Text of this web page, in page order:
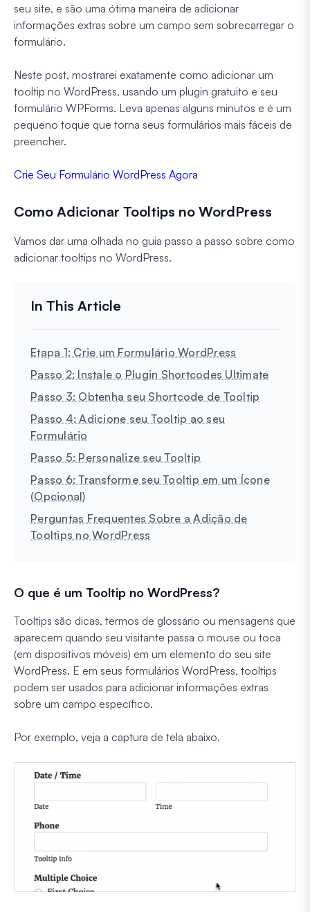
seu site, e são uma ótima maneira de adicionar
informações extras sobre um campo sem sobrecarregar o
formulário.
Neste post, mostrarei exatamente como adicionar um
tooltip no WordPress, usando um plugin gratuito e seu
formulário WPForms. Leva apenas alguns minutos e é um
pequeno toque que torna seus formulários mais fáceis de
preencher.
Crie Seu Formulário WordPress Agora
Como Adicionar Tooltips no WordPress
Vamos dar uma olhada no guia passo a passo sobre como
adicionar tooltips no WordPress.
Etapa 1: Crie um Formulário WordPress
Passo 2: Instale o Plugin Shortcodes Ultimate
Passo 3: Obtenha seu Shortcode de Tooltip
Passo 4: Adicione seu Tooltip ao seu
Formulário
Passo 5: Personalize seu Tooltip
Passo 6: Transforme seu Tooltip em um Ícone
(Opcional)
Perguntas Frequentes Sobre a Adição de
Tooltips no WordPress
O que é um Tooltip no WordPress?
Tooltips são dicas, termos de glossário ou mensagens que
aparecem quando seu visitante passa o mouse ou toca
(em dispositivos móveis) em um elemento do seu site
WordPress. E em seus formulários WordPress, tooltips
podem ser usados para adicionar informações extras
sobre um campo específico.
Por exemplo, veja a captura de tela abaixo.